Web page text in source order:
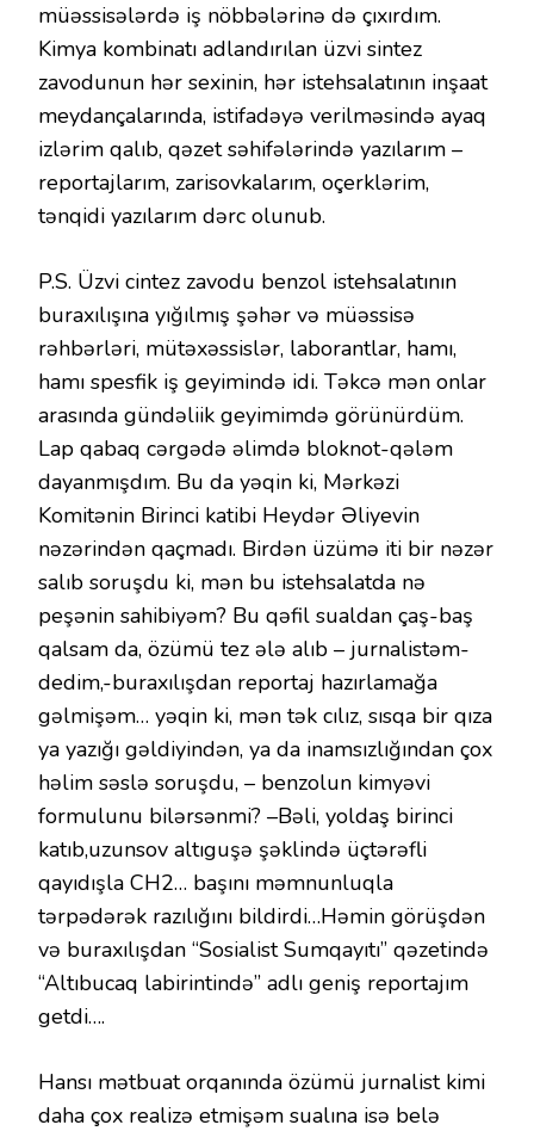
müəssisələrdə iş nöbbələrinə də çıxırdım.
Kimya kombinatı adlandırılan üzvi sintez
zavodunun hər sexinin, hər istehsalatının inşaat
meydançalarında, istifadəyə verilməsində ayaq
izlərim qalıb, qəzet səhifələrində yazılarım –
reportajlarım, zarisovkalarım, oçerklərim,
tənqidi yazılarım dərc olunub.
P.S. Üzvi cintez zavodu benzol istehsalatının
buraxılışına yığılmış şəhər və müəssisə
rəhbərləri, mütəxəssislər, laborantlar, hamı,
hamı spesfik iş geyimində idi. Təkcə mən onlar
arasında gündəliik geyimimdə görünürdüm.
Lap qabaq cərgədə əlimdə bloknot-qələm
dayanmışdım. Bu da yəqin ki, Mərkəzi
Komitənin Birinci katibi Heydər Əliyevin
nəzərindən qaçmadı. Birdən üzümə iti bir nəzər
salıb soruşdu ki, mən bu istehsalatda nə
peşənin sahibiyəm? Bu qəfil sualdan çaş-baş
qalsam da, özümü tez ələ alıb – jurnalistəm-
dedim,-buraxılışdan reportaj hazırlamağa
gəlmişəm… yəqin ki, mən tək cılız, sısqa bir qıza
ya yazığı gəldiyindən, ya da inamsızlığından çox
həlim səslə soruşdu, – benzolun kimyəvi
formulunu bilərsənmi? –Bəli, yoldaş birinci
katıb,uzunsov altıguşə şəklində üçtərəfli
qayıdışla CH2… başını məmnunluqla
tərpədərək razılığını bildirdi…Həmin görüşdən
və buraxılışdan “Sosialist Sumqayıtı” qəzetində
“Altıbucaq labirintində” adlı geniş reportajım
getdi….
Hansı mətbuat orqanında özümü jurnalist kimi
daha çox realizə etmişəm sualına isə belə